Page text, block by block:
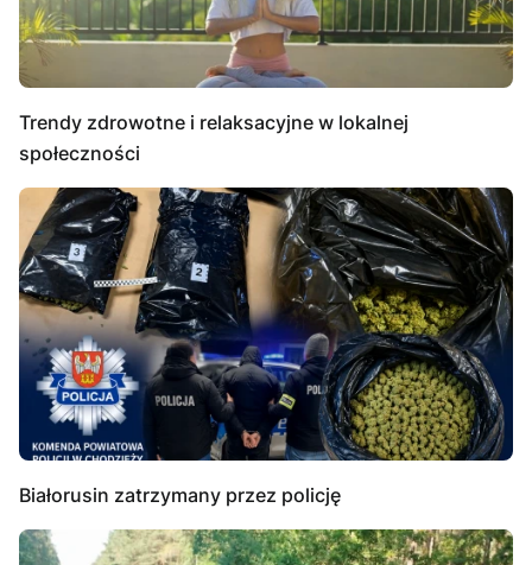
Trendy zdrowotne i relaksacyjne w lokalnej
społeczności
Białorusin zatrzymany przez policję